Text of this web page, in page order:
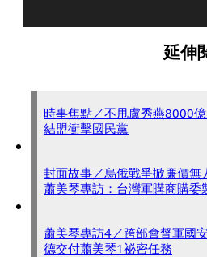
延伸
時事焦點／不甩盧秀燕8000
結盟衝擊國民黨
封面故事／烏俄戰爭掀廉價
蕭美琴專訪：台灣軍購商購委
蕭美琴專訪4／跨部會督軍國
德交付蕭美琴1祕密任務